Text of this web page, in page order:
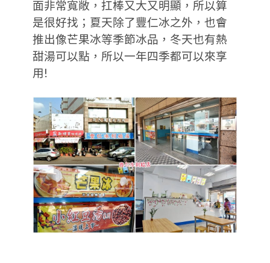
面非常寬敞，扛棒又大又明顯，所以算
是很好找；夏天除了豐仁冰之外，也會
推出像芒果冰等季節冰品，冬天也有熱
甜湯可以點，所以一年四季都可以來享
用!